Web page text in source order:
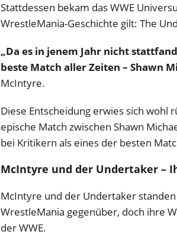
Stattdessen bekam das WWE
WrestleMania-Geschichte gilt: The
„Da es in jenem Jahr nicht
beste Match aller Zeiten – Shawn
McIntyre.
Diese Entscheidung erwies sich wohl
epische Match zwischen Shawn
bei Kritikern als eines der besten
McIntyre und der Undertaker –
McIntyre und der Undertaker
WrestleMania gegenüber, doch ihre
der WWE.